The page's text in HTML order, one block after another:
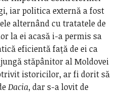
iar politica externă a fost
alternând cu tratatele de
la ei acasă i-a permis sa
eficientă față de ei ca
stăpânitor al Moldovei
istoricilor, ar fi dorit să
Dacia, dar s-a lovit de